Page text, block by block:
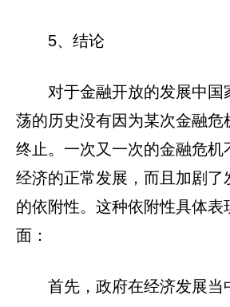
5、结论
对于金融开放的发展中国
荡的历史没有因为某次金融危
终止。一次又一次的金融危机
经济的正常发展，而且加剧了
的依附性。这种依附性具体表
面：
首先，政府在经济发展当